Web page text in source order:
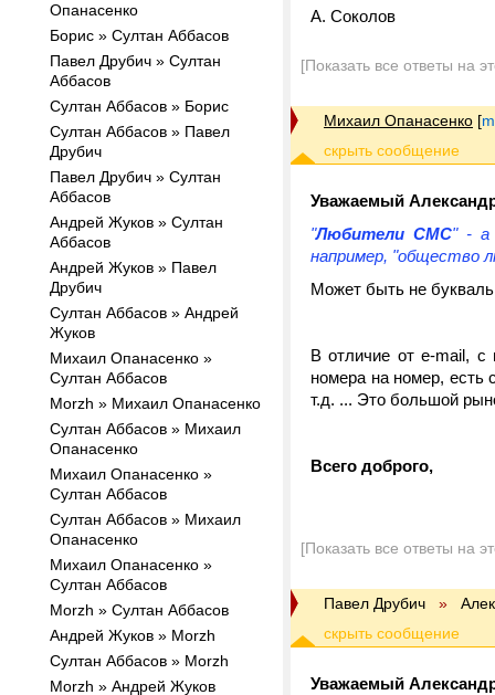
Опанасенко
Борис » Султан Аббасов
Павел Друбич » Султан
Аббасов
Султан Аббасов » Борис
Султан Аббасов » Павел
Друбич
Павел Друбич » Султан
Аббасов
Андрей Жуков » Султан
Аббасов
Андрей Жуков » Павел
Друбич
Султан Аббасов » Андрей
Жуков
Михаил Опанасенко »
Султан Аббасов
Morzh » Михаил Опанасенко
Султан Аббасов » Михаил
Опанасенко
Михаил Опанасенко »
Султан Аббасов
Султан Аббасов » Михаил
Опанасенко
Михаил Опанасенко »
Султан Аббасов
Morzh » Султан Аббасов
Андрей Жуков » Morzh
Султан Аббасов » Morzh
Morzh » Андрей Жуков
А. Соколов
[Показать все ответы на
Михаил Опанасенко [
Уважаемый
"Любители СМС" - а
например, "общество
Может быть не
В отличие от e-mail,
номера на номер, есть
т.д. ... Это большой
Всего доброго,
[Показать все ответы на
Павел Друбич »
Уважаемый